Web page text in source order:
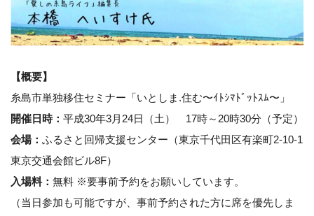
【概要】
糸島市単独移住セミナー「いとしま.住む〜ｲﾄｼﾏﾄﾞｯﾄｽﾑ〜」
開催日時： 平成30年3月24日（土） 17時～20時30分（予定）
会場： ふるさと回帰支援センター（東京千代田区有楽町2-10-1
東京交通会館ビル8F）
入場料： 無料 ※要事前予約をお願いしています。
（当日参加も可能ですが、事前予約された方に席を優先しま